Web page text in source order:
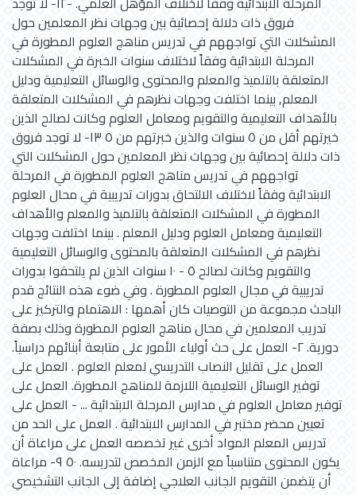
فروق ذات دلالة إحصائية بين وجهات نظر المعلمين حول
المشكلات التي تواجههم في تدريس مناهج العلوم المطورة في
المرحلة الابتدائية وفقاً لاختلاف سنوات الخبرة في المشكلات
المتعلقة بالتلميذ والمعلم والمحتوى والوسائل التعليمية ودليل
المعلم, بينما اختلفت وجهات نظرهم في المشكلات المتعلقة
بالأهداف التعليمية والتقويم ومعامل العلوم وكانت لصالح الذين
خيرتهم أقل من ٥ سنوات والذين خبرتهم من ٥ ١٣- لا توجد فروق
ذات دلالة إحصائية بين وجهات نظر المعلمين حول المشكلات التي
تواجههم في تدريس مناهج العلوم المطورة في المرحلة
الابتدائية وفقاً لاختلاف الالتحاق بدورات تدريبية في محال العلوم
المطورة في المشكلات المتعلقة بالتلميذ والمعلم والأهداف
التعليمية ومعامل العلوم ودليل المعلم . بينما اختلفت وجهات
نظرهم في المشكلات المتعلقة بالمحتوى والوسائل التعليمية
والتقويم وكانت لصالح ٥ - ١٠ سنوات الذين لم يلتحقوا بدورات
تدريبية في مجال العلوم المطورة . وفي ضوء هذه النتائج قدم
الباحث مجموعة من التوصيات كان أهمها : الاهتمام والتركيز على
تدريب المعلمين في محال مناهج العلوم المطورة وذلك بصفة
دورية. ٢- العمل على حث أولياء الأمور على متابعة أبنائهم دراسياً.
العمل على تقليل النصاب التدريسي لمعلم العلوم . العمل على
توفير الوسائل التعليمية اللازمة للمناهج المطورة. العمل على
توفير معامل العلوم في مدارس المرحلة الابتدائية ... - العمل على
تعيين محضر مختبر في المدارس الابتدائية . العمل على الحد من
تدريس المعلم المواد أخرى غير تخصصه العمل على مراعاة أن
يكون المحتوى متناسباً مع الزمن المخصص لتدريسه. ٥٠ ٩- مراعاة
أن يتضمن التقويم الجانب العلاجي إضافة إلى الجانب التشخيصي